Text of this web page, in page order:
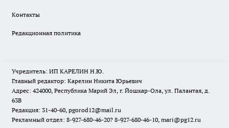
Контакты
Редакционная политика
Учредитель: ИП КАРЕЛИН Н.Ю.
Главный редактор: Карелин Никита Юрьевич
Адрес: 424000, Республика Марий Эл, г. Йошкар-Ола, ул. Палантая, д.
63В
Редакция: 31-40-60, pgorod12@mail.ru
Рекламный отдел: 8-927-680-46-20? 8-927-680-46-10, mari@pg12.ru